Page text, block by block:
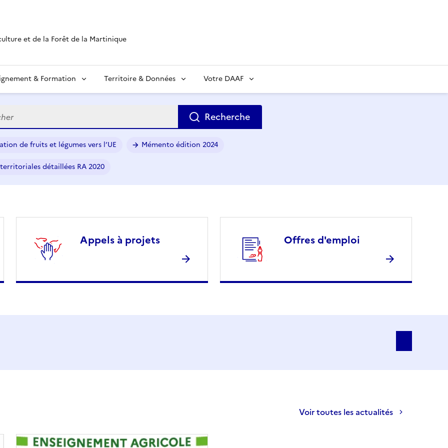
et de la Forêt de la Martinique
& Formation Territoire & Données Votre DAAF
Recherche
de fruits et légumes vers l’UE Mémento édition 2024
détaillées RA 2020
Appels à projets Offres d'emploi
Voir toutes les actualités